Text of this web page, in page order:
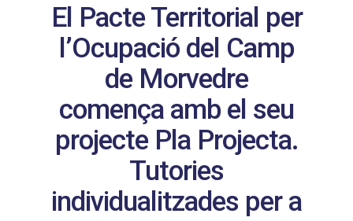
El Pacte Territorial per
l’Ocupació del Camp
de Morvedre
comença amb el seu
projecte Pla Projecta.
Tutories
individualitzades per a